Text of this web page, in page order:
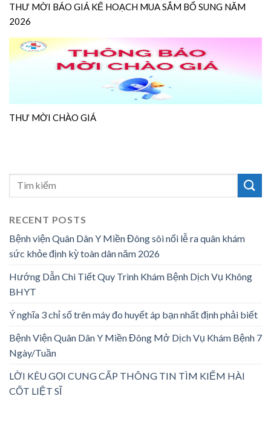
THƯ MỜI BÁO GIÁ KẾ HOẠCH MUA SẮM BỔ SUNG NĂM
2026
THƯ MỜI CHÀO GIÁ
RECENT POSTS
Bệnh viện Quân Dân Y Miền Đông sôi nổi lễ ra quân khám
sức khỏe định kỳ toàn dân năm 2026
Hướng Dẫn Chi Tiết Quy Trình Khám Bệnh Dịch Vụ Không
BHYT
Ý nghĩa 3 chỉ số trên máy đo huyết áp bạn nhất định phải biết
Bệnh Viện Quân Dân Y Miền Đông Mở Dịch Vụ Khám Bệnh 7
Ngày/Tuần
LỜI KÊU GỌI CUNG CẤP THÔNG TIN TÌM KIẾM HÀI
CỐT LIỆT SĨ